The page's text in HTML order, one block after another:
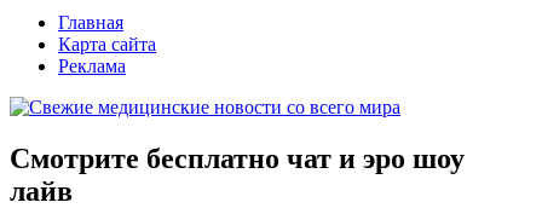
Главная
Карта сайта
Реклама
Смотрите бесплатно чат и эро шоу
лайв